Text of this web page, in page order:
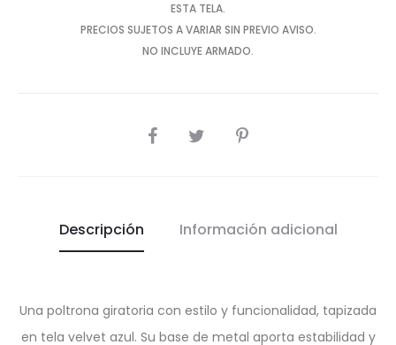
ESTA TELA.
PRECIOS SUJETOS A VARIAR SIN PREVIO AVISO.
NO INCLUYE ARMADO.
SHARE
Descripción Información adicional
Una poltrona giratoria con estilo y funcionalidad, tapizada
en tela velvet azul. Su base de metal aporta estabilidad y